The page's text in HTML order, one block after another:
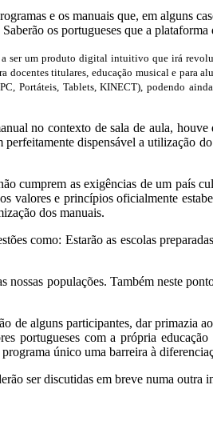
e os manuais que, em alguns
os portugueses que a
ser um produto digital intuitivo que irá
titulares, educação musical e para
Portáteis, Tablets, KINECT), podendo
no contexto de sala de aula,
dispensável a utilização
cumprem as exigências de um país
valores e princípios oficialmente
dos manuais.
como: Estarão as escolas
nossas populações. Também neste
alguns participantes, dar primazia
portugueses com a própria
único uma barreira à
ser discutidas em breve numa outra